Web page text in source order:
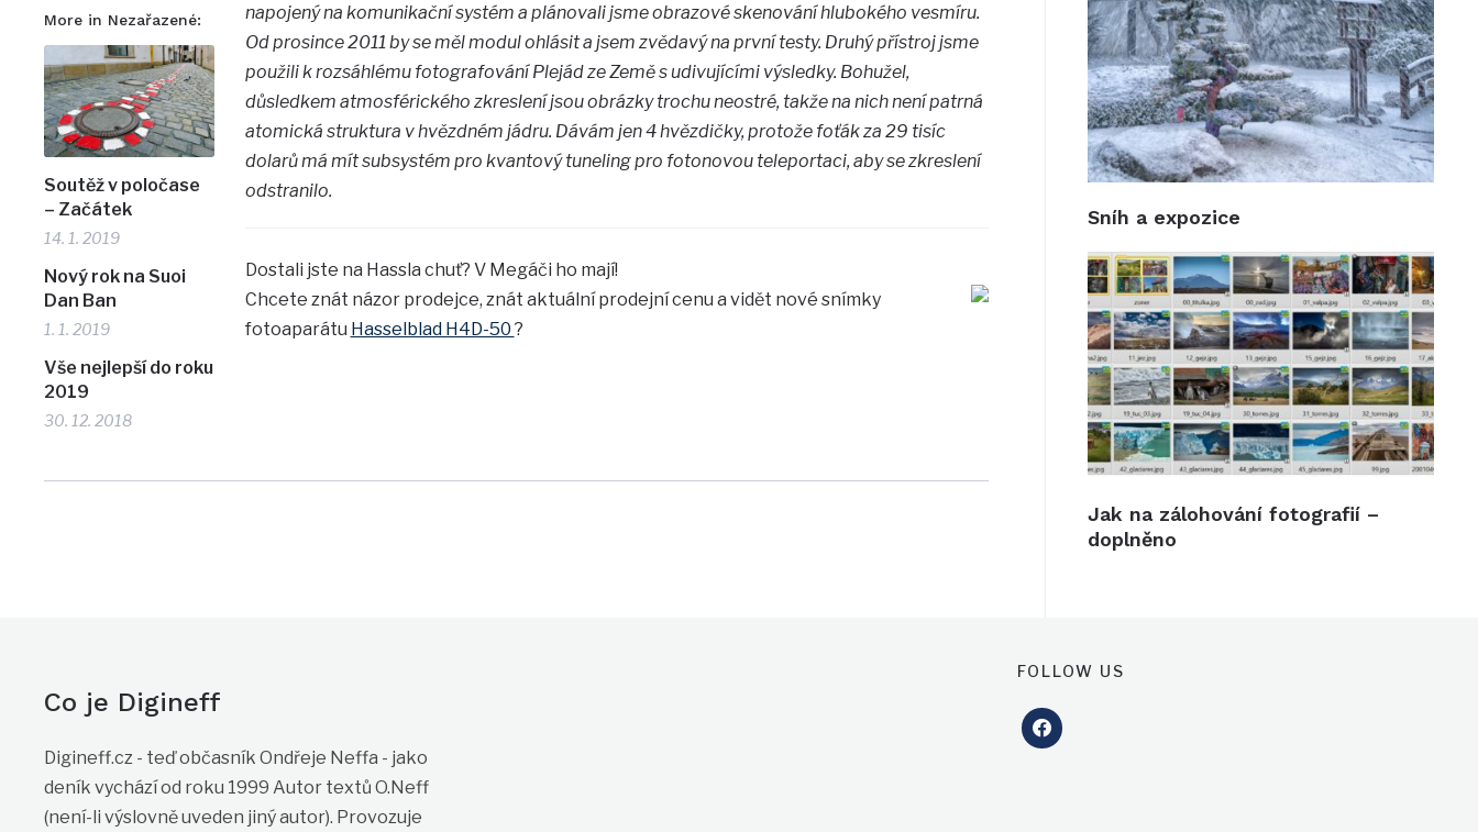
More in Nezařazené:
Soutěž v poločase
– Začátek
14. 1. 2019
Nový rok na Suoi
Dan Ban
1. 1. 2019
Vše nejlepší do roku
2019
30. 12. 2018
napojený na komunikační systém a plánovali jsme obrazové skenování hlubokého vesmíru.
Od prosince 2011 by se měl modul ohlásit a jsem zvědavý na první testy. Druhý přístroj jsme
použili k rozsáhlému fotografování Plejád ze Země s udivujícími výsledky. Bohužel,
důsledkem atmosférického zkreslení jsou obrázky trochu neostré, takže na nich není patrná
atomická struktura v hvězdném jádru. Dávám jen 4 hvězdičky, protože foťák za 29 tisíc
dolarů má mít subsystém pro kvantový tuneling pro fotonovou teleportaci, aby se zkreslení
odstranilo.
Dostali jste na Hassla chuť? V Megáči ho mají!
Chcete znát názor prodejce, znát aktuální prodejní cenu a vidět nové snímky
fotoaparátu Hasselblad H4D-50 ?
Sníh a expozice
Jak na zálohování fotografií –
doplněno
Co je Digineff
Digineff.cz - teď občasník Ondřeje Neffa - jako
deník vychází od roku 1999 Autor textů O.Neff
(není-li výslovně uveden jiný autor). Provozuje
FOLLOW US
facebook